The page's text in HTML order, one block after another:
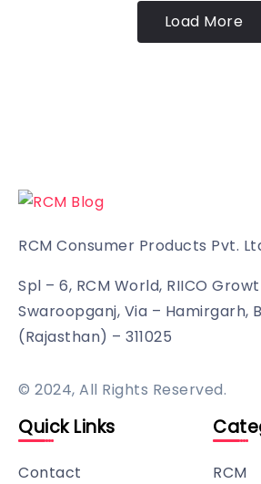
Load More
RCM Consumer Products Pvt.
Spl – 6, RCM World, RIICO
Swaroopganj, Via – Hamirgarh,
(Rajasthan) – 311025
© 2024, All Rights Reserved.
Quick Links
Contact
RCM